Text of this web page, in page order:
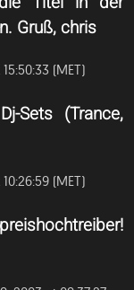
Gruß, chris
(MET)
Sets (Trance,
(MET)